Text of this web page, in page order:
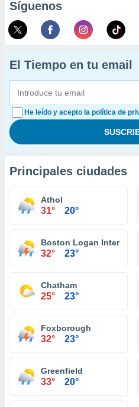
Síguenos
El Tiempo en tu email
He leído y acepto la política de
Principales ciudades
Athol
31° 20°
Boston Logan
32° 23°
Chatham
25° 23°
Foxborough
32° 23°
Greenfield
33° 20°